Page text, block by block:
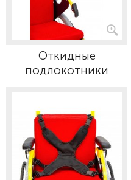
Откидные
подлокотники